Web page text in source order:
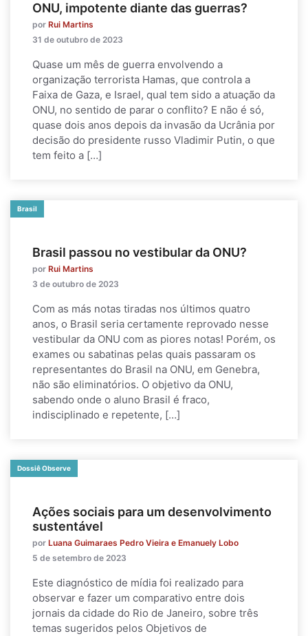
ONU, impotente diante das guerras?
por Rui Martins
31 de outubro de 2023
Quase um mês de guerra envolvendo a
organização terrorista Hamas, que controla a
Faixa de Gaza, e Israel, qual tem sido a atuação da
ONU, no sentido de parar o conflito? E não é só,
quase dois anos depois da invasão da Ucrânia por
decisão do presidente russo Vladimir Putin, o que
tem feito a […]
Brasil
Brasil passou no vestibular da ONU?
por Rui Martins
3 de outubro de 2023
Com as más notas tiradas nos últimos quatro
anos, o Brasil seria certamente reprovado nesse
vestibular da ONU com as piores notas! Porém, os
exames ou sabatinas pelas quais passaram os
representantes do Brasil na ONU, em Genebra,
não são eliminatórios. O objetivo da ONU,
sabendo onde o aluno Brasil é fraco,
indisciplinado e repetente, […]
Dossiê Observe
Ações sociais para um desenvolvimento
sustentável
por Luana Guimaraes Pedro Vieira e Emanuely Lobo
5 de setembro de 2023
Este diagnóstico de mídia foi realizado para
observar e fazer um comparativo entre dois
jornais da cidade do Rio de Janeiro, sobre três
temas sugeridos pelos Objetivos de